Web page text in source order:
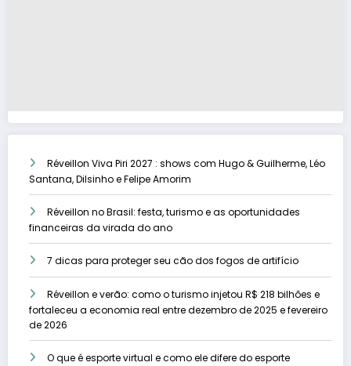
Réveillon Viva Piri 2027 : shows com Hugo & Guilherme, Léo
Santana, Dilsinho e Felipe Amorim
Réveillon no Brasil: festa, turismo e as oportunidades
financeiras da virada do ano
7 dicas para proteger seu cão dos fogos de artifício
Réveillon e verão: como o turismo injetou R$ 218 bilhões e
fortaleceu a economia real entre dezembro de 2025 e fevereiro
de 2026
O que é esporte virtual e como ele difere do esporte